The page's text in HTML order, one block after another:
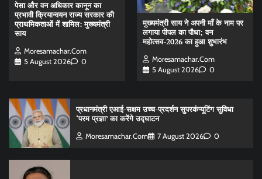
पेसा और वन अधिकार कानून का
प्रभावी क्रियान्वयन राज्य सरकार की
प्राथमिकताओं में शामिल: मुख्यमंत्री
साय
Moresamachar.com
5 August 2026
0
मुख्यमंत्री साय ने अपनी माँ के नाम पर
लगाया पीपल का पौधा; वन
महोत्सव-2026 का हुआ शुभारंभ
Moresamachar.com
5 August 2026
0
प्रधानमंत्री एआई-सक्षम उच्च-प्रदर्शन सुपरकंप्यूटिंग सुविधा
‘परम प्रज्ञा’ का करेंगे उद्घाटन
Moresamachar.com 7 August 2026 0